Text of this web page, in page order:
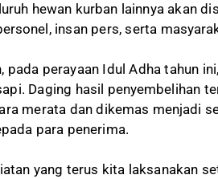
hewan kurban lainnya akan
insan pers, serta
pada perayaan Idul Adha tahun
Daging hasil penyembelihan
merata dan dikemas menjadi
para penerima.
yang terus kita laksanakan